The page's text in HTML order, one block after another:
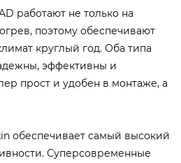
работают не только на
поэтому обеспечивают
круглый год. Оба типа
эффективны и
прост и удобен в монтаже, а
обеспечивает самый высокий
Суперсовременные